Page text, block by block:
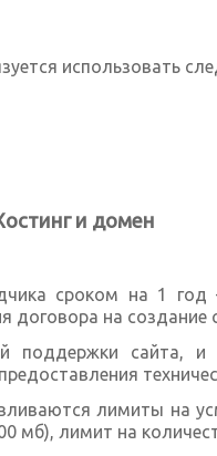
использовать
и домен
сроком на 1
договора на создание
поддержки сайта, и
лимиты на
мб), лимит на